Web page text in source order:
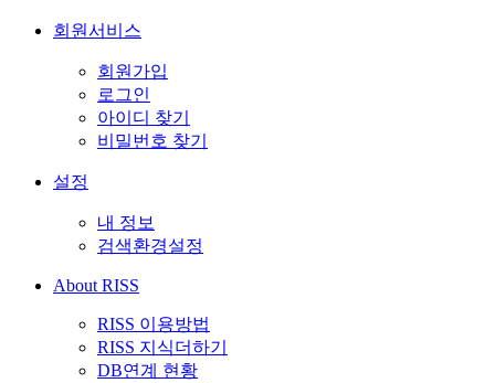
회원서비스
회원가입
로그인
아이디 찾기
비밀번호 찾기
설정
내 정보
검색환경설정
About RISS
RISS 이용방법
RISS 지식더하기
DB연계 현황